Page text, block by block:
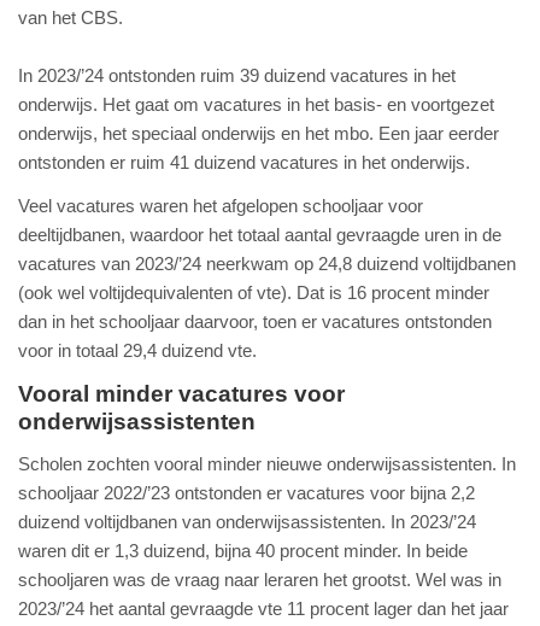
van het CBS.
In 2023/’24 ontstonden ruim 39 duizend vacatures in het
onderwijs. Het gaat om vacatures in het basis- en voortgezet
onderwijs, het speciaal onderwijs en het mbo. Een jaar eerder
ontstonden er ruim 41 duizend vacatures in het onderwijs.
Veel vacatures waren het afgelopen schooljaar voor
deeltijdbanen, waardoor het totaal aantal gevraagde uren in de
vacatures van 2023/’24 neerkwam op 24,8 duizend voltijdbanen
(ook wel voltijdequivalenten of vte). Dat is 16 procent minder
dan in het schooljaar daarvoor, toen er vacatures ontstonden
voor in totaal 29,4 duizend vte.
Vooral minder vacatures voor
onderwijsassistenten
Scholen zochten vooral minder nieuwe onderwijsassistenten. In
schooljaar 2022/’23 ontstonden er vacatures voor bijna 2,2
duizend voltijdbanen van onderwijsassistenten. In 2023/’24
waren dit er 1,3 duizend, bijna 40 procent minder. In beide
schooljaren was de vraag naar leraren het grootst. Wel was in
2023/’24 het aantal gevraagde vte 11 procent lager dan het jaar